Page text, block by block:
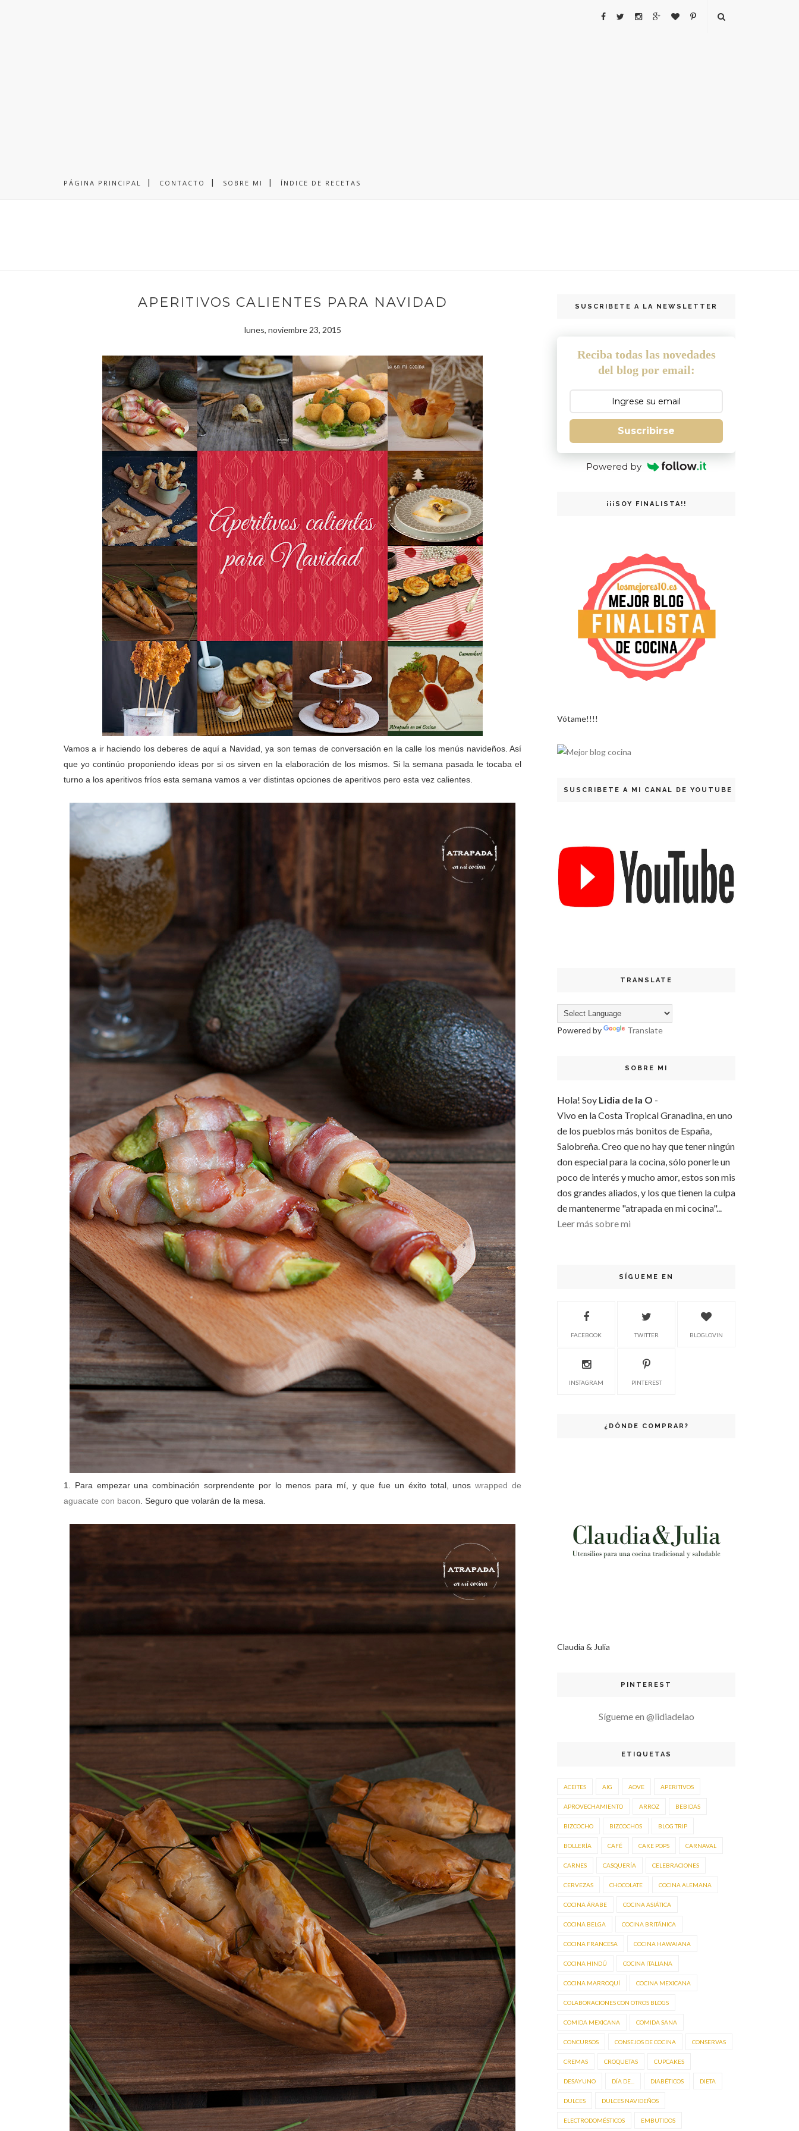
PÁGINA PRINCIPAL CONTACTO SOBRE MI ÍNDICE DE RECETAS
APERITIVOS CALIENTES PARA NAVIDAD
lunes, noviembre 23, 2015
Vamos a ir haciendo los deberes de aquí a Navidad, ya son temas de conversación en la calle los menús navideños. Así
que yo continúo proponiendo ideas por si os sirven en la elaboración de los mismos. Si la semana pasada le tocaba el
turno a los aperitivos fríos esta semana vamos a ver distintas opciones de aperitivos pero esta vez calientes.
1. Para empezar una combinación sorprendente por lo menos para mí, y que fue un éxito total, unoswrapped de
aguacate con bacon . Seguro que volarán de la mesa.
SUSCRIBETE A LA NEWSLETTER
Reciba todas las novedades
del blog por email:
Suscribirse
Powered by
¡¡¡SOY FINALISTA!!
Vótame!!!!
SUSCRIBETE A MI CANAL DE YOUTUBE
TRANSLATE
Powered by Translate
SOBRE MI
Hola! Soy Lidia de la O -
Vivo en la Costa Tropical Granadina, en uno
de los pueblos más bonitos de España,
Salobreña. Creo que no hay que tener ningún
don especial para la cocina, sólo ponerle un
poco de interés y mucho amor, estos son mis
dos grandes aliados, y los que tienen la culpa
de mantenerme "atrapada en mi cocina"...
Leer más sobre mi
SÍGUEME EN
FACEBOOK TWITTER BLOGLOVIN
INSTAGRAM PINTEREST
¿DÓNDE COMPRAR?
Claudia & Julia
PINTEREST
Sígueme en @lidiadelao
ETIQUETAS
ACEITES AIG AOVE APERITIVOS
APROVECHAMIENTO ARROZ BEBIDAS
BIZCOCHO BIZCOCHOS BLOG TRIP
BOLLERÍA CAFÉ CAKE POPS CARNAVAL
CARNES CASQUERÍA CELEBRACIONES
CERVEZAS CHOCOLATE COCINA ALEMANA
COCINA ÁRABE COCINA ASIÁTICA
COCINA BELGA COCINA BRITÁNICA
COCINA FRANCESA COCINA HAWAIANA
COCINA HINDÚ COCINA ITALIANA
COCINA MARROQUÍ COCINA MEXICANA
COLABORACIONES CON OTROS BLOGS
COMIDA MEXICANA COMIDA SANA
CONCURSOS CONSEJOS DE COCINA CONSERVAS
CREMAS CROQUETAS CUPCAKES
DESAYUNO DÍA DE... DIABÉTICOS DIETA
DULCES DULCES NAVIDEÑOS
ELECTRODOMÉSTICOS EMBUTIDOS